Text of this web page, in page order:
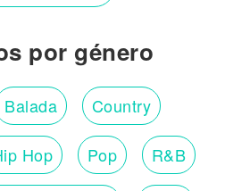
por género
Balada Country
Hop Pop R&B